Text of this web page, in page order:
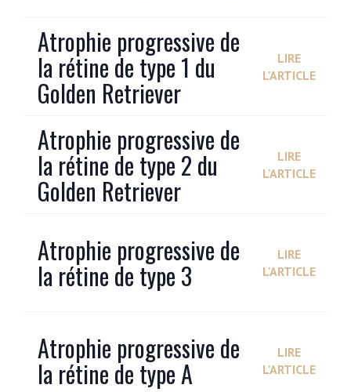
Atrophie progressive de
la rétine de type 1 du
Golden Retriever
LIRE
L'ARTICLE
Atrophie progressive de
la rétine de type 2 du
Golden Retriever
LIRE
L'ARTICLE
Atrophie progressive de
la rétine de type 3
LIRE
L'ARTICLE
Atrophie progressive de
la rétine de type A
LIRE
L'ARTICLE